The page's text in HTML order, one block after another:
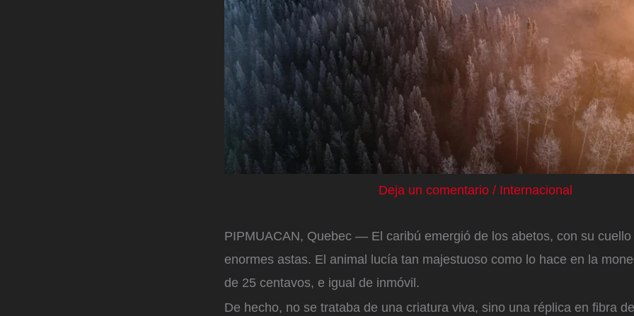
Deja un comentario / Internacional
PIPMUACAN, Quebec — El caribú emergió de los abetos, con su
enormes astas. El animal lucía tan majestuoso como lo hace en la
de 25 centavos, e igual de inmóvil.
De hecho, no se trataba de una criatura viva, sino una réplica en fibra